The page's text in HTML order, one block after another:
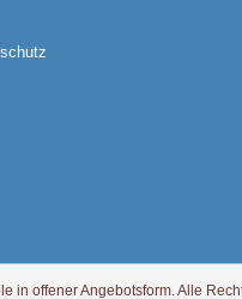
in offener Angebotsform. Alle